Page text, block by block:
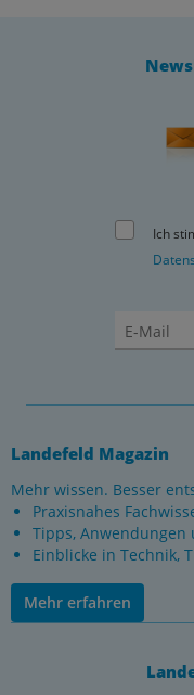
Ich
Landefeld Magazin
Mehr wissen. Besser
Praxisnahes
Tipps,
Einblicke in Technik,
Mehr erfahren